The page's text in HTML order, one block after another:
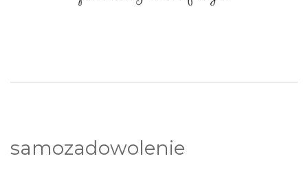
samozadowolenie